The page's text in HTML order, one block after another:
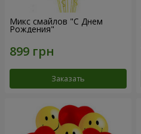
Микс смайлов "C Днем
Рождения"
Заказать